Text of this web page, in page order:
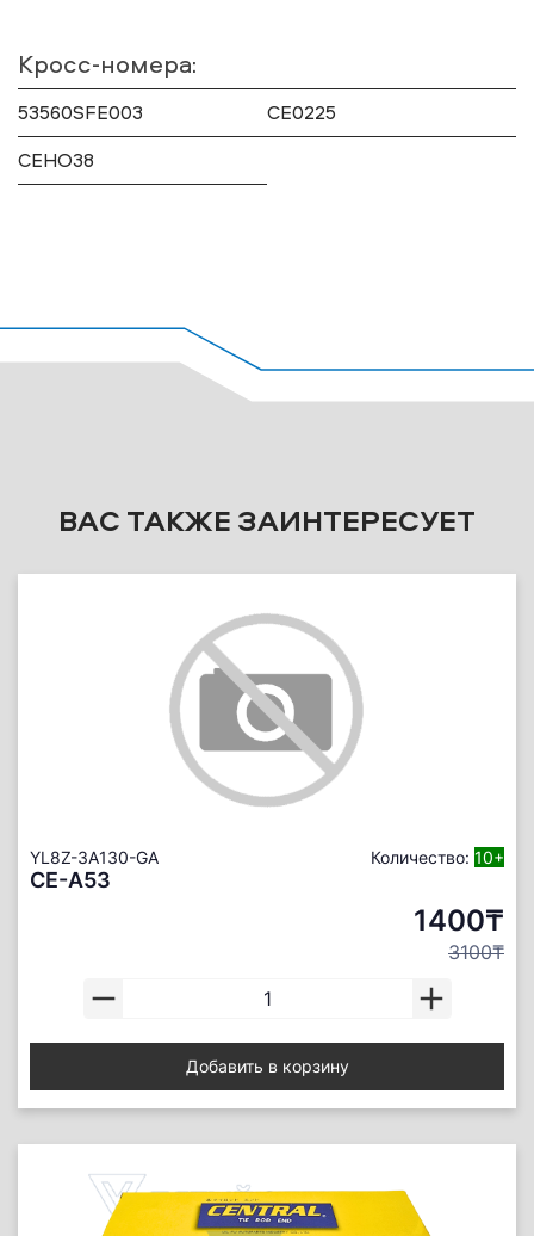
Кросс-номера:
53560SFE003
CE0225
CEHO38
ВАС ТАКЖЕ ЗАИНТЕРЕСУЕТ
YL8Z-3A130-GA Количество: 10+
CE-A53
1400₸
3100₸
Добавить в корзину